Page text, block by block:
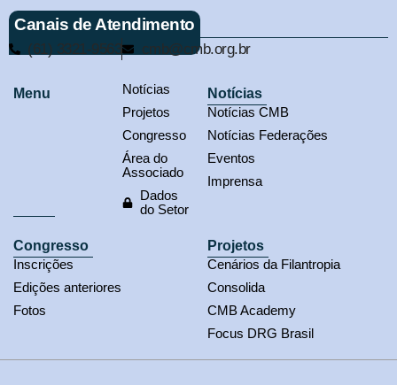
Canais de Atendimento
(61) 3321-9563 cmb@cmb.org.br
Menu
Notícias
Projetos
Congresso
Área do
Associado
Dados
do Setor
Notícias
Notícias CMB
Notícias Federações
Eventos
Imprensa
Congresso
Inscrições
Edições anteriores
Fotos
Projetos
Cenários da Filantropia
Consolida
CMB Academy
Focus DRG Brasil